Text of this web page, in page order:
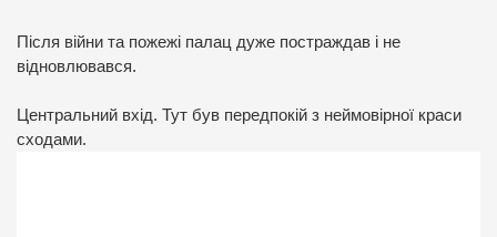
Після війни та пожежі палац дуже постраждав і не
відновлювався.
Центральний вхід. Тут був передпокій з неймовірної краси
сходами.